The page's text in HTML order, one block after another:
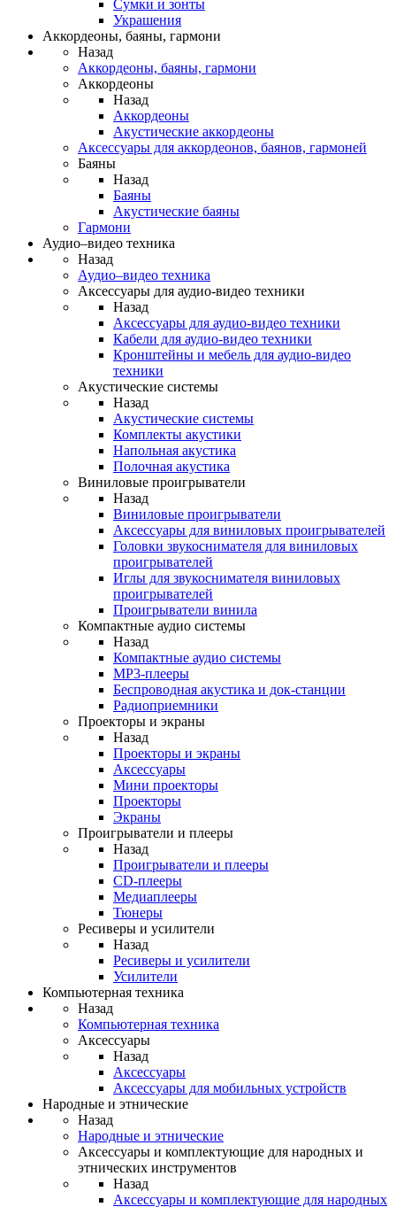
Сумки и зонты
Украшения
Аккордеоны, баяны, гармони
Назад
Аккордеоны, баяны, гармони
Аккордеоны
Назад
Аккордеоны
Акустические аккордеоны
Аксессуары для аккордеонов, баянов, гармоней
Баяны
Назад
Баяны
Акустические баяны
Гармони
Аудио–видео техника
Назад
Аудио–видео техника
Аксессуары для аудио-видео техники
Назад
Аксессуары для аудио-видео техники
Кабели для аудио-видео техники
Кронштейны и мебель для аудио-видео
техники
Акустические системы
Назад
Акустические системы
Комплекты акустики
Напольная акустика
Полочная акустика
Виниловые проигрыватели
Назад
Виниловые проигрыватели
Аксессуары для виниловых проигрывателей
Головки звукоснимателя для виниловых
проигрывателей
Иглы для звукоснимателя виниловых
проигрывателей
Проигрыватели винила
Компактные аудио системы
Назад
Компактные аудио системы
MP3-плееры
Беспроводная акустика и док-станции
Радиоприемники
Проекторы и экраны
Назад
Проекторы и экраны
Аксессуары
Мини проекторы
Проекторы
Экраны
Проигрыватели и плееры
Назад
Проигрыватели и плееры
CD-плееры
Медиаплееры
Тюнеры
Ресиверы и усилители
Назад
Ресиверы и усилители
Усилители
Компьютерная техника
Назад
Компьютерная техника
Аксессуары
Назад
Аксессуары
Аксессуары для мобильных устройств
Народные и этнические
Назад
Народные и этнические
Аксессуары и комплектующие для народных и
этнических инструментов
Назад
Аксессуары и комплектующие для народных